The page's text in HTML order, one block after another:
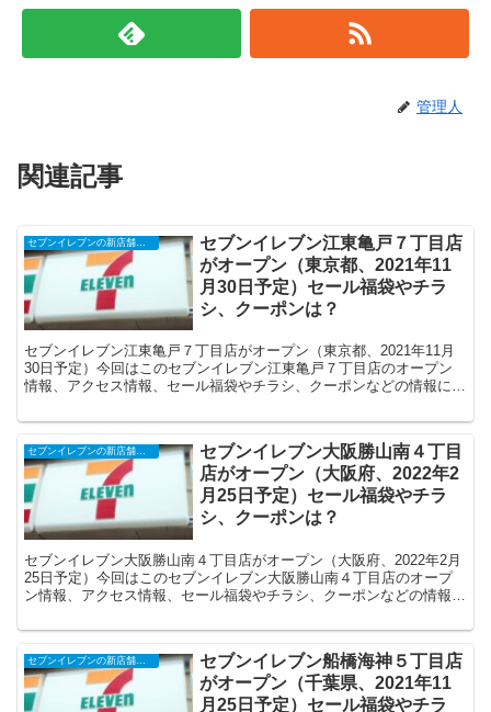
管理人
関連記事
セブンイレブン江東亀戸７丁目店
がオープン（東京都、2021年11
月30日予定）セール福袋やチラ
シ、クーポンは？
セブンイレブン江東亀戸７丁目店がオープン（東京都、2021年11月
30日予定）今回はこのセブンイレブン江東亀戸７丁目店のオープン
情報、アクセス情報、セール福袋やチラシ、クーポンなどの情報につ
セブンイレブンの新店舗開店予定・オープンセール（福袋）、クーポンなど
セブンイレブン大阪勝山南４丁目
店がオープン（大阪府、2022年2
月25日予定）セール福袋やチラ
シ、クーポンは？
セブンイレブン大阪勝山南４丁目店がオープン（大阪府、2022年2月
25日予定）今回はこのセブンイレブン大阪勝山南４丁目店のオープ
ン情報、アクセス情報、セール福袋やチラシ、クーポンなどの情報に
セブンイレブン船橋海神５丁目店
がオープン（千葉県、2021年11
月25日予定）セール福袋やチラ